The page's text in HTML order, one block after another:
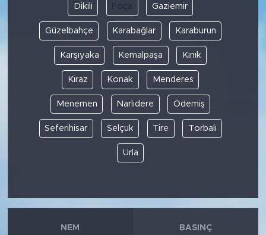
Dikili Foça Gaziemir
Güzelbahçe Karabağlar Karaburun
Karşıyaka Kemalpaşa Kınık
Kiraz Konak Menderes
Menemen Narlıdere Ödemiş
Seferihisar Selçuk Tire Torbalı
Urla
NEM BASINÇ